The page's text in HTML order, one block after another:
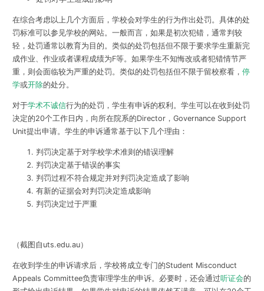
在综合考虑以上几个方面后，学校会对学生的行为作出处罚。具体的处
罚标准可以参见学校的网站。一般而言，如果是初次犯错，通常判较
轻，处罚通常以教育为目的。类似的处罚包括但不限于要求学生重新完
成作业、作业或者课程成绩为F等。如果学生不知悔改或者犯错情节严
重，则会面临较为严重的处罚。类似的处罚包括但不限于留校察看， 停
学或开除的处分。
对于学术不诚信行为的处罚， 学生有申诉的权利 。学生可以在收到处罚
决定的20个工作日内，向所在院系的Director，Governance Support
Unit提出申请。学生的申诉通常基于以下几个理由：
判罚决定基于对学校学术准则的错误理解
判罚决定基于错误的事实
判罚过程不符合规定并对判罚决定造成了影响
有新的证据会对判罚决定造成影响
判罚决定过于严重
（截图自uts.edu.au）
在收到学生的申诉请求后，学校将成立专门的Student Misconduct
Appeals Committee负责审理学生的申诉。必要时，还会通过听证会的